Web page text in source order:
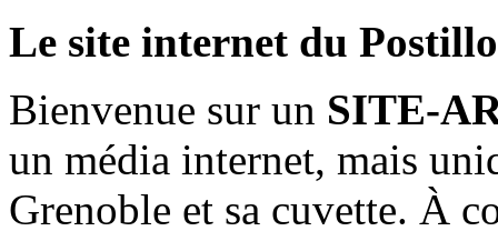
Le site internet du
Bienvenue sur un SITE-
un média internet, mais
Grenoble et sa cuvette. À